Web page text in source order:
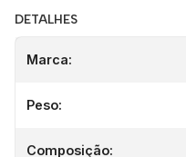
tradição mediterrânea:
Livre de gordura
DETALHES
Marca:
Peso:
Composição: